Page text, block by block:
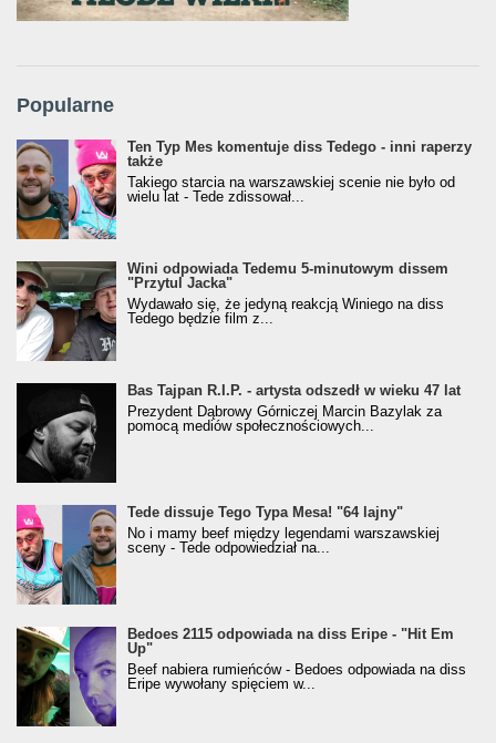
Popularne
Ten Typ Mes komentuje diss Tedego - inni raperzy
także
Takiego starcia na warszawskiej scenie nie było od
wielu lat - Tede zdissował...
Wini odpowiada Tedemu 5-minutowym dissem
"Przytul Jacka"
Wydawało się, że jedyną reakcją Winiego na diss
Tedego będzie film z...
Bas Tajpan R.I.P. - artysta odszedł w wieku 47 lat
Prezydent Dąbrowy Górniczej Marcin Bazylak za
pomocą mediów społecznościowych...
Tede dissuje Tego Typa Mesa! "64 lajny"
No i mamy beef między legendami warszawskiej
sceny - Tede odpowiedział na...
Bedoes 2115 odpowiada na diss Eripe - "Hit Em
Up"
Beef nabiera rumieńców - Bedoes odpowiada na diss
Eripe wywołany spięciem w...